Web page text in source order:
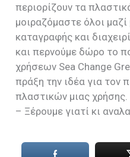
περιορίζουν τα
μοιραζόμαστε όλοι μαζί
καταγραφής και
και περνούμε δώρο το
χρήσεων Sea Change
πράξη την ιδέα για τον
πλαστικών μιας χρήσης.
– Ξέρουμε γιατί κι